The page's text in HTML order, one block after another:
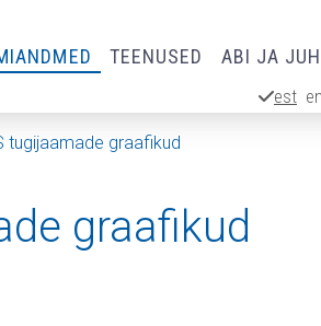
TEENUSED ABI JA
est
tugijaamade graafikud
graafikud